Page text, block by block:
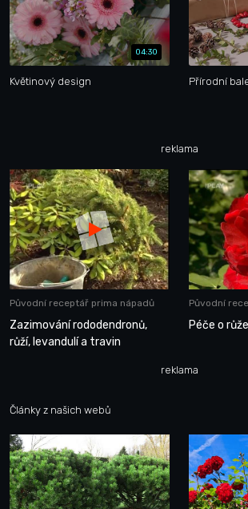
04:30
Květinový design Přírodní
reklama
Původní receptář prima nápadů
Zazimování rododendronů,
růží, levandulí a travin
Původní
Péče o
reklama
Články z našich webů